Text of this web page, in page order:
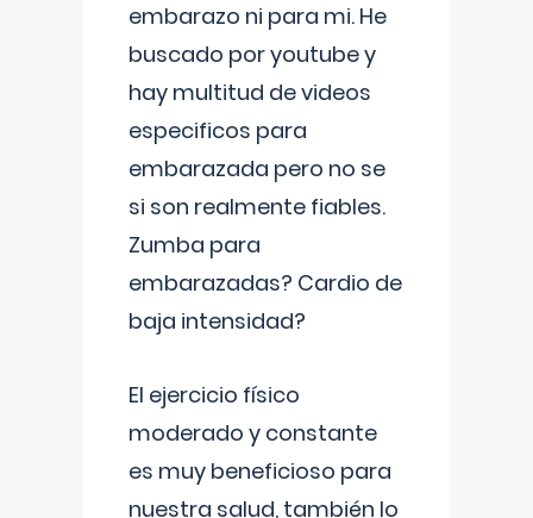
embarazo ni para mi. He
buscado por youtube y
hay multitud de videos
especificos para
embarazada pero no se
si son realmente fiables.
Zumba para
embarazadas? Cardio de
baja intensidad?
El ejercicio físico
moderado y constante
es muy beneficioso para
nuestra salud, también lo